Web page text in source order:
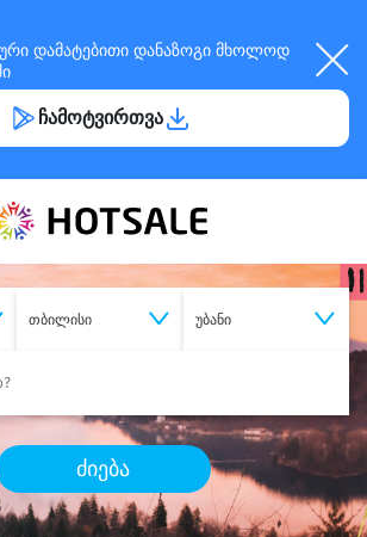
დამატებითი დანაზოგი მხოლოდ
ჩამოტვირთვა
თბილისი უბანი
ძიება
სასურველი მომსახურება